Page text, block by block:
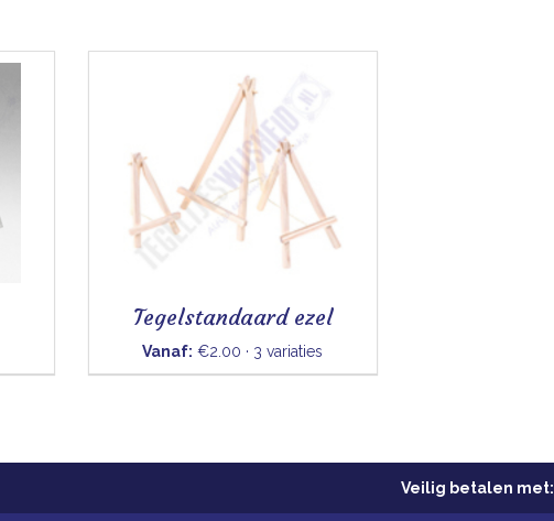
Tegelstandaard ezel
Vanaf: €2.00 · 3 variaties
Veilig betalen met: